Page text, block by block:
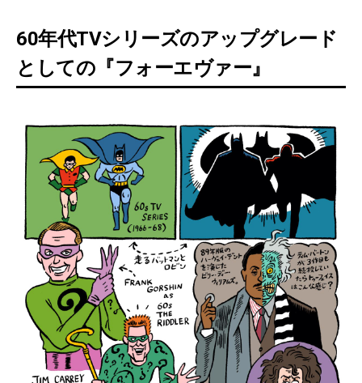
60年代TVシリーズのアップグレード
としての『フォーエヴァー』